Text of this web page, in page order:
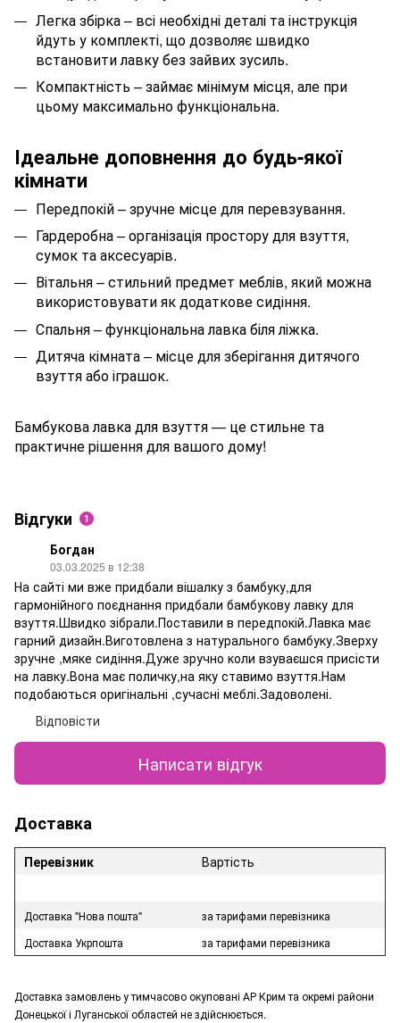
Легка збірка – всі необхідні деталі та інструкція
йдуть у комплекті, що дозволяє швидко
встановити лавку без зайвих зусиль.
Компактність – займає мінімум місця, але при
цьому максимально функціональна.
Ідеальне доповнення до будь-якої
кімнати
Передпокій – зручне місце для перевзування.
Гардеробна – організація простору для взуття,
сумок та аксесуарів.
Вітальня – стильний предмет меблів, який можна
використовувати як додаткове сидіння.
Спальня – функціональна лавка біля ліжка.
Дитяча кімната – місце для зберігання дитячого
взуття або іграшок.
Бамбукова лавка для взуття — це стильне та
практичне рішення для вашого дому!
Відгуки 1
Богдан
03.03.2025 в 12:38
На сайті ми вже придбали вішалку з бамбуку,для
гармонійного поєднання придбали бамбукову лавку для
взуття.Швидко зібрали.Поставили в передпокій.Лавка має
гарний дизайн.Виготовлена з натурального бамбуку.Зверху
зручне ,мяке сидіння.Дуже зручно коли взуваєшся присісти
на лавку.Вона має поличку,на яку ставимо взуття.Нам
подобаються оригінальні ,сучасні меблі.Задоволені.
Відповісти
Написати відгук
Доставка
Перевізник Вартість
Доставка "Нова пошта"
за тарифами перевізника
Доставка Укрпошта
за тарифами перевізника
Доставка замовлень у тимчасово окуповані АР Крим та окремі райони
Донецької і Луганської областей не здійснюється.